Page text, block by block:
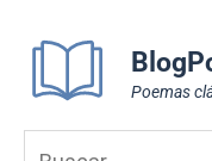
content
Poemas